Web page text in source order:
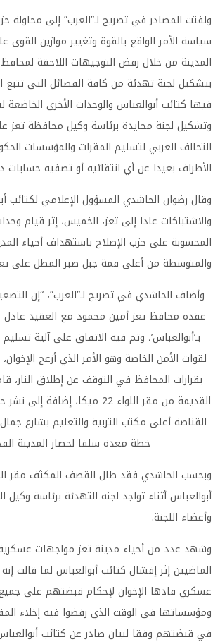
ولفتت المصادر في تصريح لـ”العرب” إلى محاولة
سياسة الأمر الواقع بالقوة وتغيير موازين القوى
المدينة من خلال رفض التوجيهات اللاحقة
بتشكيل لجنة تهدئة من كافة الفصائل التي تتبع
فيها كتائب أبوالعباس والوحدات الأخرى الخاضعة
وتشكيل لجنة محايدة برئاسة وكيل محافظة تعز
التحالف العربي لتسليم المقرات والمؤسسات
الأطراف بعيدا عن أي انتقائية أو تصفية حسابات
وقال رضوان الحاشدي المسؤول الإعلامي لكتائب
المحسوبة على حزب الإصلاح باستهداف أحياء
والمتوسطة من أعلى قمة جبل صبر المطل على
وأضاف الحاشدي في تصريح لـ”العرب”، “إن
عقده محافظ تعز أمين محمود مع العقيد عادل
بـ’أبوالعباس’، وتم فيه الاتفاق على آلية
لقوات الأمن الخاصة وهو الأمر الذي أزعج
بقرارات المحافظ في التوقف عن إطلاق النار،
القديمة من مقر اللواء 22 ميكا،
القناصة أعلى مكتب التربية والتعليم بشارع
خطة معدة سلفا لحصار المدينة
وبحسب الحاشدي فقد طال القصف المكثف مقر
أبوالعباس أثناء تواجد لجنة التهدئة برئاسة
وأعضاء اللجنة.
وشهد عدد من أحياء مدينة تعز مواجهات
الماضيين إثر إفشال كتائب أبوالعباس لما قالت
عسكري قادها الإخوان لإحكام قبضتهم على
ومؤسساتها في الوقت الذي رفضوا فيه إخلاء
في قبضتهم وفقا لبيان صادر عن كتائب